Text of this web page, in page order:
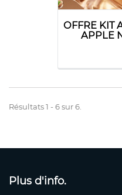
OFFRE KIT
APPLE
Résultats 1 - 6 sur 6.
Plus d'info.